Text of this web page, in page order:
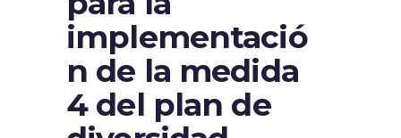
implementació
n de la medida
4 del plan de